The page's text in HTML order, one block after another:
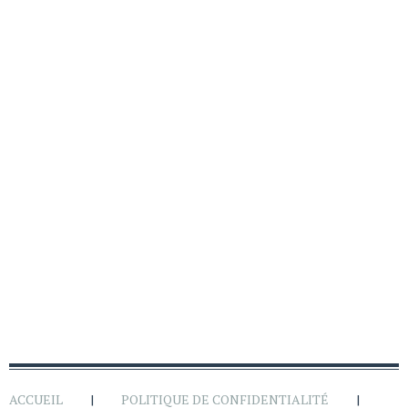
ACCUEIL POLITIQUE DE CONFIDENTIALITÉ